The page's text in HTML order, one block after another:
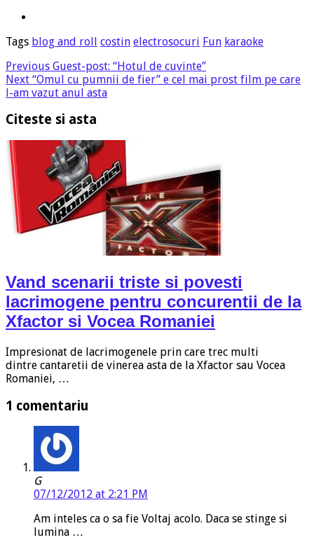
Tags blog and roll costin electrosocuri Fun karaoke
Previous Guest-post: “Hotul de cuvinte”
Next “Omul cu pumnii de fier” e cel mai prost film pe care
l-am vazut anul asta
Citeste si asta
Vand scenarii triste si povesti
lacrimogene pentru concurentii de la
Xfactor si Vocea Romaniei
Impresionat de lacrimogenele prin care trec multi
dintre cantaretii de vinerea asta de la Xfactor sau Vocea
Romaniei, …
1 comentariu
G
07/12/2012 at 2:21 PM
Am inteles ca o sa fie Voltaj acolo. Daca se stinge si
lumina …